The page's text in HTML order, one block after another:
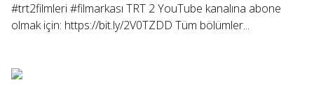
#trt2filmleri #filmarkası TRT 2 YouTube kanalına abone
olmak için: https://bit.ly/2V0TZDD Tüm bölümler...